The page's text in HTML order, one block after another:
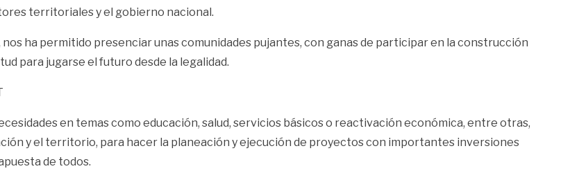
territoriales y el gobierno nacional.
ha permitido presenciar unas comunidades pujantes, con ganas de participar en la construcción
para jugarse el futuro desde la legalidad.
en temas como educación, salud, servicios básicos o reactivación económica, entre otras,
y el territorio, para hacer la planeación y ejecución de proyectos con importantes inversiones
de todos.